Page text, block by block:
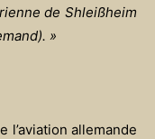
de Shleißheim
»
l’aviation allemande